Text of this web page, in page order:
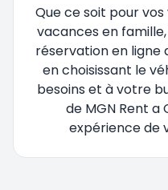
Que ce soit pour
vacances en
réservation en ligne
en choisissant le
besoins et à votre
de MGN Rent a
expérience de